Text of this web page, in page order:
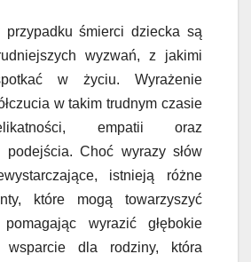
przypadku śmierci dziecka są
wyzwań, z jakimi
w życiu. Wyrażenie
w takim trudnym czasie
empatii oraz
podejścia. Choć wyrazy słów
istnieją różne
które mogą towarzyszyć
pomagając wyrazić głębokie
wsparcie dla rodziny, która